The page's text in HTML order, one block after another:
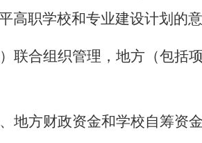
高职学校和专业建设计划的
联合组织管理，地方（包括
地方财政资金和学校自筹资金